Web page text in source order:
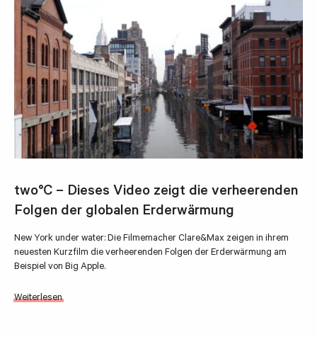
two°C – Dieses Video zeigt die verheerenden
Folgen der globalen Erderwärmung
New York under water: Die Filmemacher Clare&Max zeigen in ihrem
neuesten Kurzfilm die verheerenden Folgen der Erderwärmung am
Beispiel von Big Apple.
Weiterlesen